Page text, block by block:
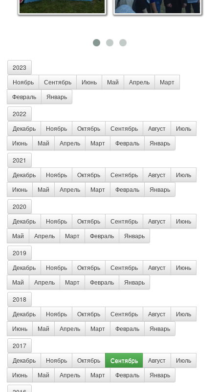
2023
Ноябрь
Сентябрь Июнь Май Апрель
Март
Февраль
Январь
2022
Декабрь
Ноябрь Октябрь Сентябрь Август
Июль
Июнь
Май Апрель Март Февраль Январь
2021
Декабрь
Ноябрь Октябрь Сентябрь Август
Июль
Июнь
Май Апрель Март Февраль Январь
2020
Декабрь
Ноябрь Октябрь Сентябрь Август
Июнь
Май
Апрель Март Февраль Январь
2019
Декабрь
Ноябрь Октябрь Сентябрь Август
Июнь
Май
Апрель Март Февраль Январь
2018
Декабрь
Ноябрь Октябрь Сентябрь Август
Июль
Июнь
Май Апрель Март Февраль Январь
2017
Декабрь
Ноябрь Октябрь Сентябрь Август
Июль
Июнь
Май Апрель Март Февраль Январь